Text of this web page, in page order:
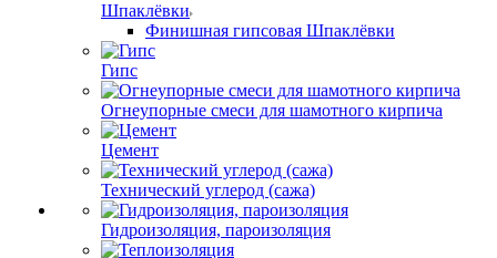
Шпаклёвки
Финишная гипсовая Шпаклёвки
Гипс
Огнеупорные смеси для шамотного кирпича
Цемент
Технический углерод (сажа)
Гидроизоляция, пароизоляция